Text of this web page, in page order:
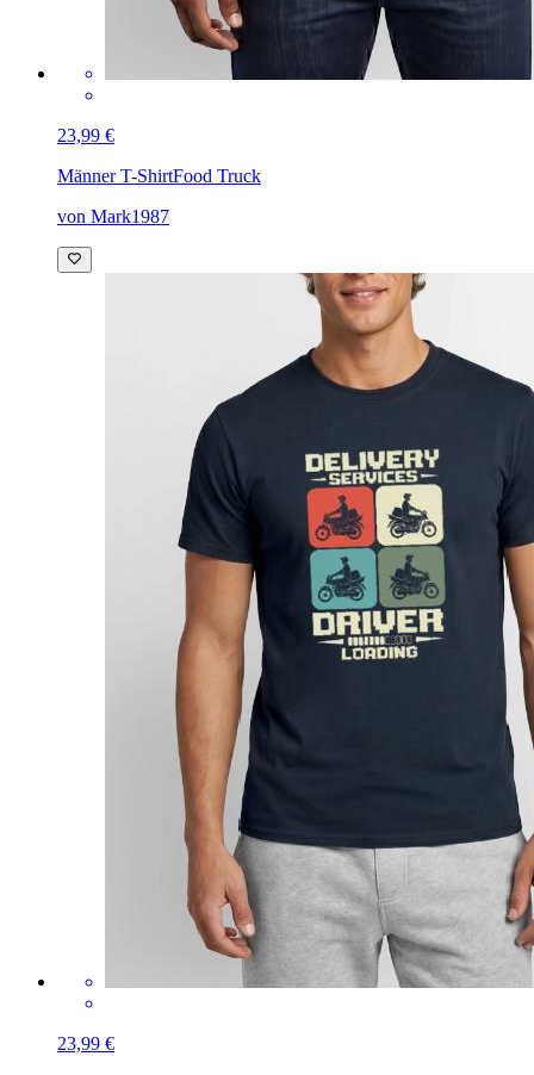
23,99 €
Männer T-ShirtFood Truck
von Mark1987
23,99 €